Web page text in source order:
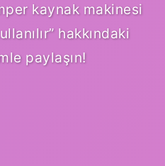
kaynak makinesi
hakkındaki
paylaşın!